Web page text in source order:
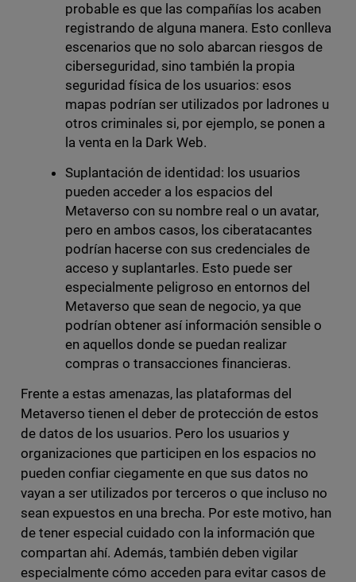
probable es que las compañías los acaben
registrando de alguna manera. Esto conlleva
escenarios que no solo abarcan riesgos de
ciberseguridad, sino también la propia
seguridad física de los usuarios: esos
mapas podrían ser utilizados por ladrones u
otros criminales si, por ejemplo, se ponen a
la venta en la Dark Web.
Suplantación de identidad: los usuarios
pueden acceder a los espacios del
Metaverso con su nombre real o un avatar,
pero en ambos casos, los ciberatacantes
podrían hacerse con sus credenciales de
acceso y suplantarles. Esto puede ser
especialmente peligroso en entornos del
Metaverso que sean de negocio, ya que
podrían obtener así información sensible o
en aquellos donde se puedan realizar
compras o transacciones financieras.
Frente a estas amenazas, las plataformas del
Metaverso tienen el deber de protección de estos
de datos de los usuarios. Pero los usuarios y
organizaciones que participen en los espacios no
pueden confiar ciegamente en que sus datos no
vayan a ser utilizados por terceros o que incluso no
sean expuestos en una brecha. Por este motivo, han
de tener especial cuidado con la información que
compartan ahí. Además, también deben vigilar
especialmente cómo acceden para evitar casos de